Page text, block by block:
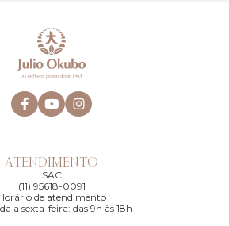
ATENDIMENTO
SAC
(11) 95618-0091
de atendimento
a sexta-feira: das 9h às 18h